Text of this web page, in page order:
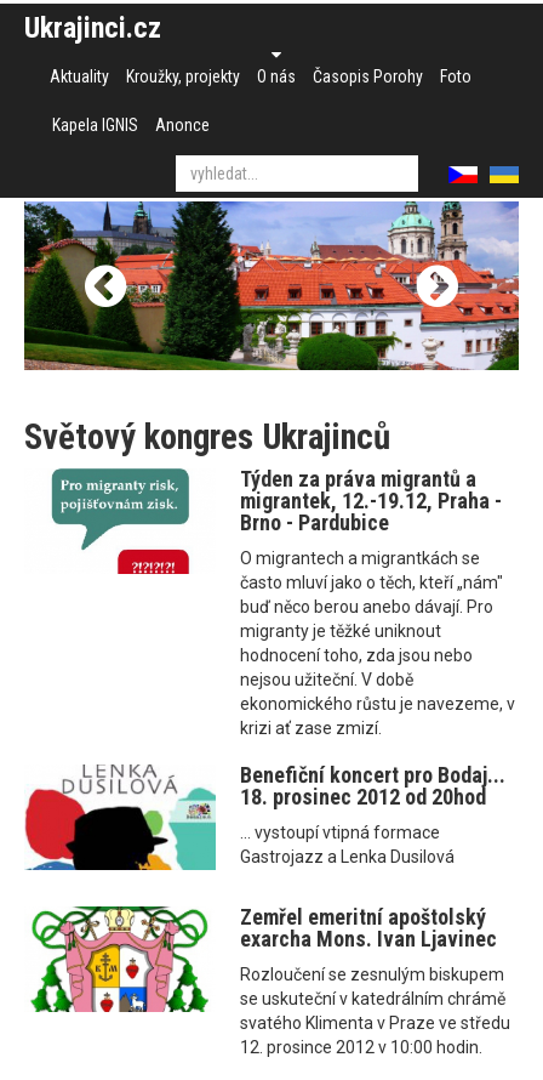
Ukrajinci.cz
Aktuality Kroužky, projekty O nás Časopis Porohy Foto
Kapela IGNIS Anonce
Světový kongres Ukrajinců
Týden za práva migrantů a
migrantek, 12.-19.12, Praha -
Brno - Pardubice
O migrantech a migrantkách se
často mluví jako o těch, kteří „nám"
buď něco berou anebo dávají. Pro
migranty je těžké uniknout
hodnocení toho, zda jsou nebo
nejsou užiteční. V době
ekonomického růstu je navezeme, v
krizi ať zase zmizí.
Benefiční koncert pro Bodaj...
18. prosinec 2012 od 20hod
... vystoupí vtipná formace
Gastrojazz a Lenka Dusilová
Zemřel emeritní apoštolský
exarcha Mons. Ivan Ljavinec
Rozloučení se zesnulým biskupem
se uskuteční v katedrálním chrámě
svatého Klimenta v Praze ve středu
12. prosince 2012 v 10:00 hodin.